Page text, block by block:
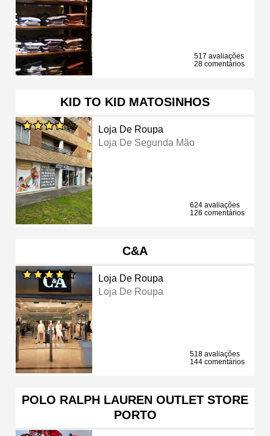
517 avaliações
28 comentários
KID TO KID MATOSINHOS
Loja De Roupa
Loja De Segunda Mão
624 avaliações
126 comentários
C&A
Loja De Roupa
Loja De Roupa
518 avaliações
144 comentários
POLO RALPH LAUREN OUTLET STORE
PORTO